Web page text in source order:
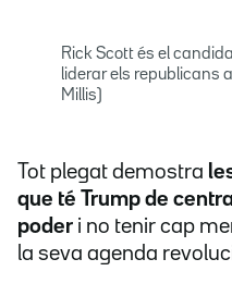
Rick Scott és el
liderar els republicans
Millis)
Tot plegat demostra
que té Trump de
poder i no tenir cap
la seva agenda